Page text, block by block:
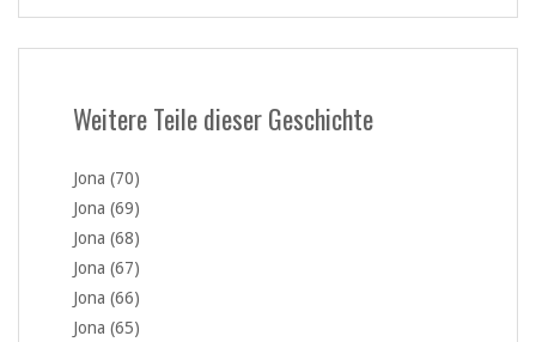
Weitere Teile dieser Geschichte
Jona (70)
Jona (69)
Jona (68)
Jona (67)
Jona (66)
Jona (65)